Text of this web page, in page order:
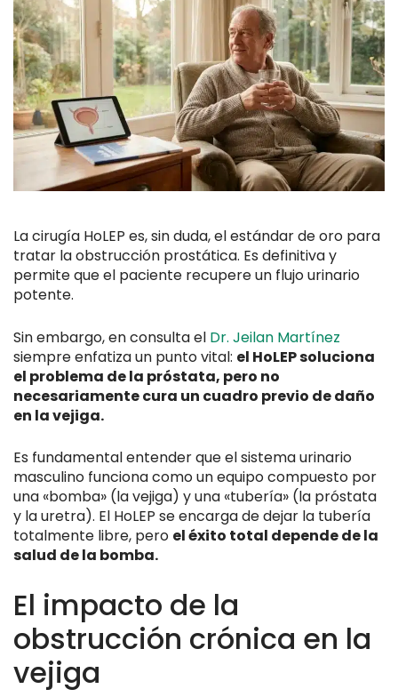
La cirugía HoLEP es, sin duda, el estándar de oro para
tratar la obstrucción prostática. Es definitiva y
permite que el paciente recupere un flujo urinario
potente.
Sin embargo, en consulta el Dr. Jeilan Martínez
siempre enfatiza un punto vital: el HoLEP soluciona
el problema de la próstata, pero no
necesariamente cura un cuadro previo de daño
en la vejiga.
Es fundamental entender que el sistema urinario
masculino funciona como un equipo compuesto por
una «bomba» (la vejiga) y una «tubería» (la próstata
y la uretra). El HoLEP se encarga de dejar la tubería
totalmente libre, pero el éxito total depende de la
salud de la bomba.
El impacto de la
obstrucción crónica en la
vejiga